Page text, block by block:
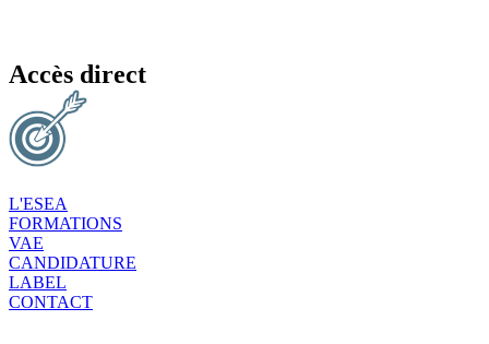
Accès direct
L'ESEA
FORMATIONS
VAE
CANDIDATURE
LABEL
CONTACT